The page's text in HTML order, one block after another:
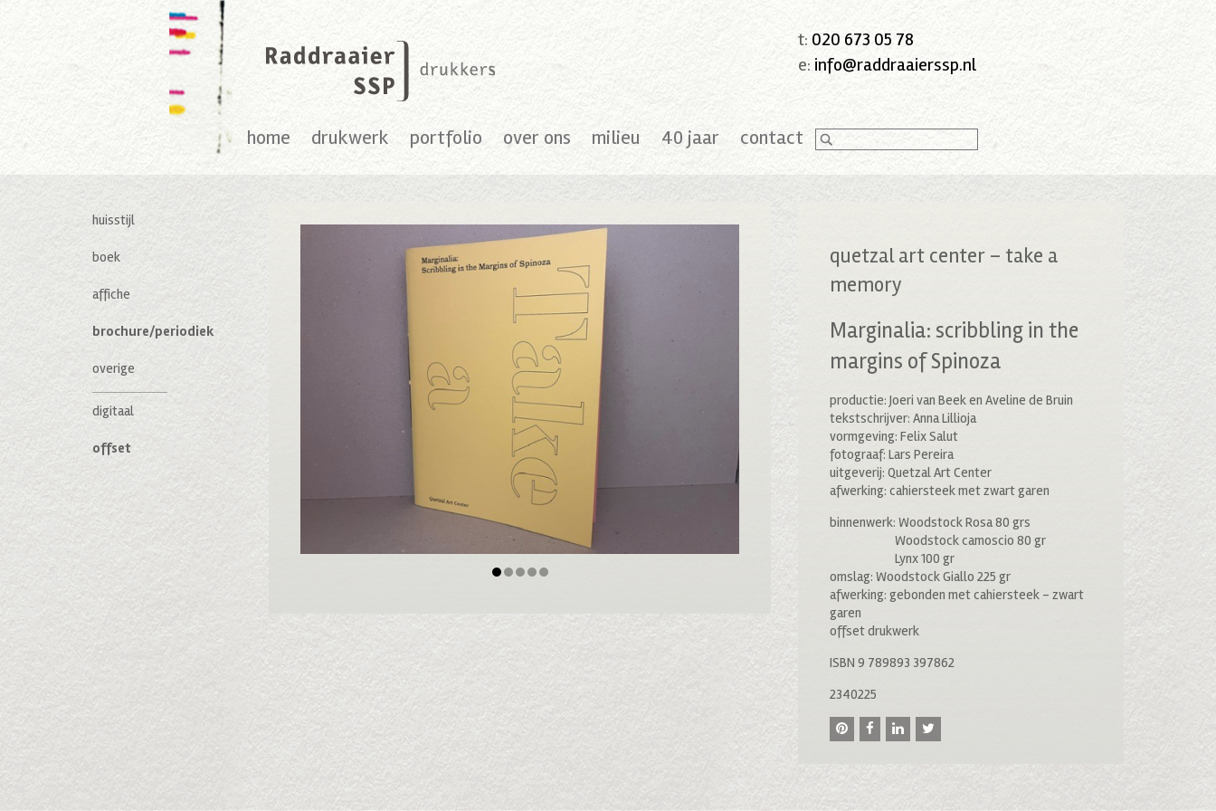
t: 020 673 05 78
e: info@raddraaierssp.nl
home drukwerk portfolio over ons milieu 40 jaar contact
huisstijl
boek
affiche
brochure/periodiek
overige
digitaal
offset
quetzal art center – take a
memory
Marginalia: scribbling in the
margins of Spinoza
productie: Joeri van Beek en Aveline de Bruin
tekstschrijver: Anna Lillioja
vormgeving: Felix Salut
fotograaf: Lars Pereira
uitgeverij: Quetzal Art Center
afwerking: cahiersteek met zwart garen
binnenwerk: Woodstock Rosa 80 grs
Woodstock camoscio 80 gr
Lynx 100 gr
omslag: Woodstock Giallo 225 gr
afwerking: gebonden met cahiersteek – zwart
garen
offset drukwerk
ISBN 9 789893 397862
2340225